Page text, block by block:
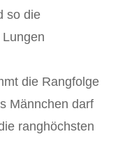
so die
die Rangfolge
Männchen darf
ranghöchsten